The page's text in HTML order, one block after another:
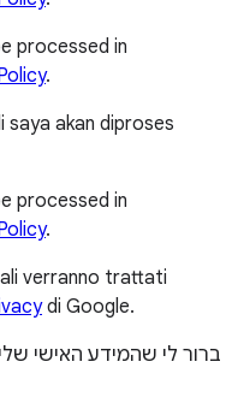
processed in
.
saya akan diproses
processed in
.
verranno trattati
di Google.
ברור לי שהמידע האישי